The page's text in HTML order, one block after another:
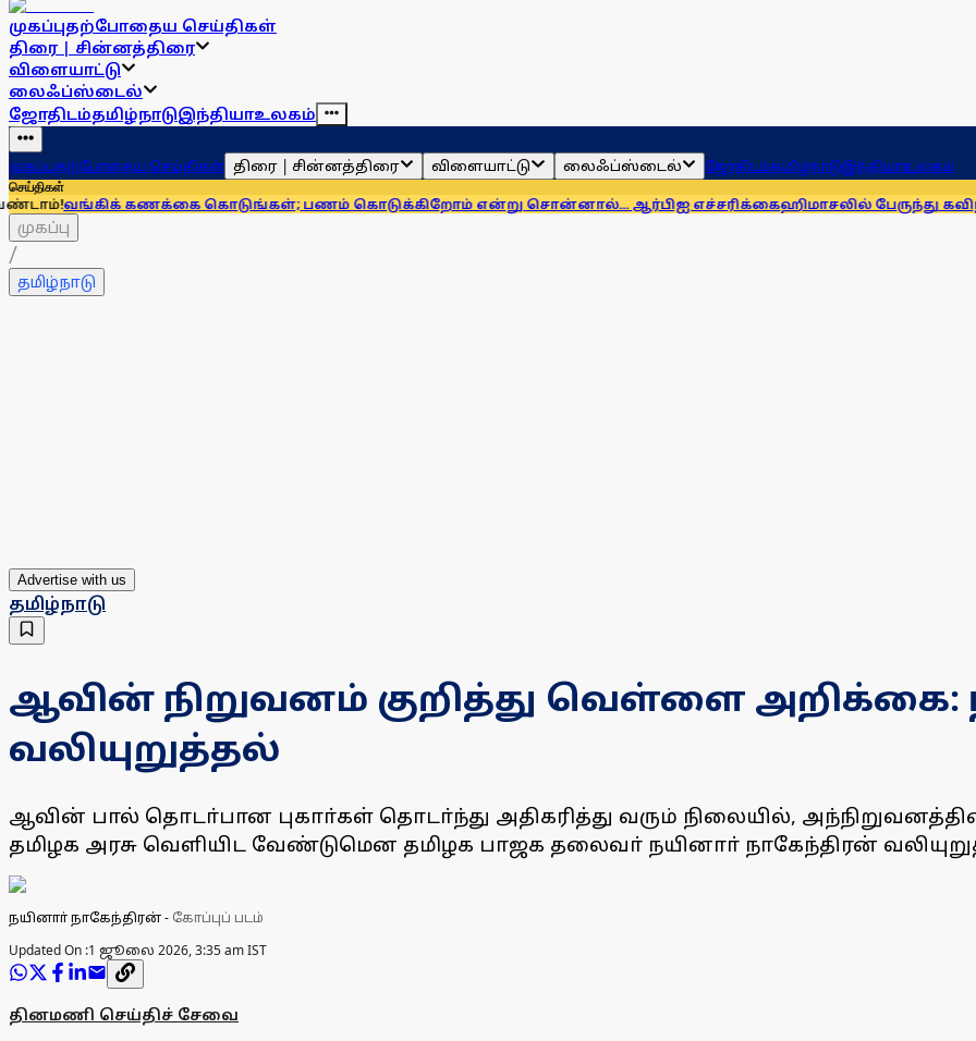
முகப்புதற்போதைய செய்திகள்
திரை | சின்னத்திரை
விளையாட்டு
லைஃப்ஸ்டைல்
ஜோதிடம்தமிழ்நாடுஇந்தியாஉலகம்
முகப்புதற்போதைய செய்திகள் திரை | சின்னத்திரை விளையாட்டு லைஃப்ஸ்டைல் ஜோதிடம்தமிழ்நாடுஇந்தியாஉலகம்
செய்திகள்
கணக்கை கொடுங்கள்; பணம் கொடுக்கிறோம் என்று சொன்னால்... ஆர்பிஐ எச்சரிக்கைஹிமாசலில் பேருந்து கவிழ்ந்து
முகப்பு
/
தமிழ்நாடு
Advertise with us
தமிழ்நாடு
ஆவின் நிறுவனம் குறித்து வெள்ளை அறிக்கை:
வலியுறுத்தல்
ஆவின் பால் தொடா்பான புகாா்கள் தொடா்ந்து அதிகரித்து வரும் நிலையில்,
தமிழக அரசு வெளியிட வேண்டுமென தமிழக பாஜக தலைவா் நயினாா் நாகேந்திரன்
நயினாா் நாகேந்திரன்- கோப்புப் படம்
Updated On :1 ஜூலை 2026, 3:35 am IST
தினமணி செய்திச் சேவை